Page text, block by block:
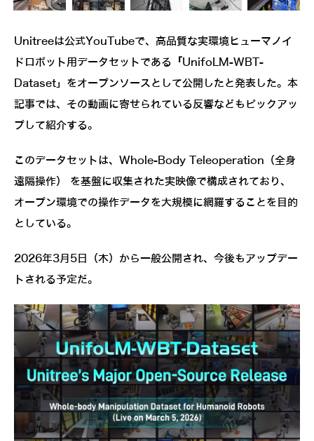
Unitreeは公式YouTubeで、高品質な実環境ヒューマノイ
ドロボット用データセットである 「UnifoLM-WBT-
Dataset」をオープンソースとして公開したと発表した。本
記事では、その動画に寄せられている反響などもピックアッ
プして紹介する。
このデータセットは、Whole-Body Teleoperation（全身
遠隔操作） を基盤に収集された実映像で構成されており、
オープン環境での操作データを大規模に網羅することを目的
としている。
2026年3月5日（木）から一般公開され、今後もアップデー
トされる予定だ。